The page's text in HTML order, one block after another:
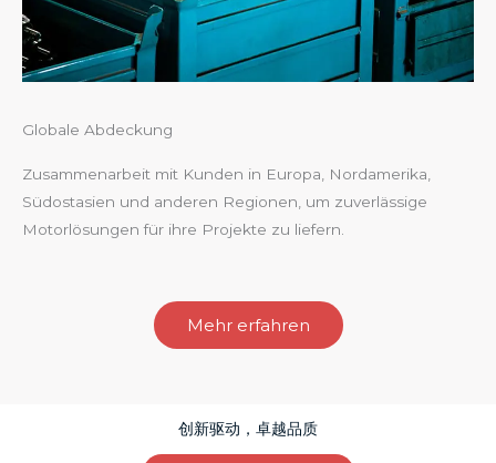
Globale Abdeckung
Zusammenarbeit mit Kunden in Europa, Nordamerika,
Südostasien und anderen Regionen, um zuverlässige
Motorlösungen für ihre Projekte zu liefern.
Mehr erfahren
创新驱动，卓越品质